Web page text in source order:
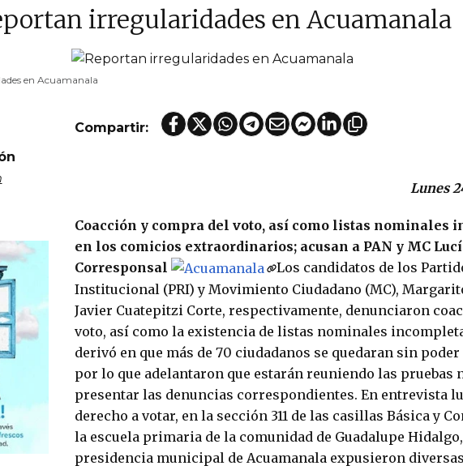
en Acuamanala
irregularidades en Acuamanala
Compartir:
Lunes
Coacción y compra del voto, así como listas nominales
en los comicios extraordinarios; acusan a PAN y MC
Corresponsal
Los candidatos de los
Institucional (PRI) y Movimiento Ciudadano (MC),
Javier Cuatepitzi Corte, respectivamente, denunciaron
voto, así como la existencia de listas nominales
derivó en que más de 70 ciudadanos se quedaran sin
por lo que adelantaron que estarán reuniendo las pruebas
presentar las denuncias correspondientes. En entrevista
derecho a votar, en la sección 311 de las casillas Básica y
la escuela primaria de la comunidad de Guadalupe
presidencia municipal de Acuamanala expusieron